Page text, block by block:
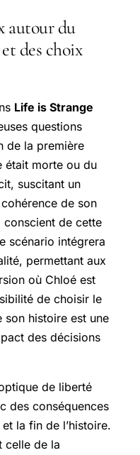
autour du
des choix
Life is Strange
questions
de la première
était morte ou du
suscitant un
de son
conscient de cette
scénario intégrera
permettant aux
où Chloé est
de choisir le
histoire est une
des décisions
de liberté
des conséquences
la fin de l’histoire.
celle de la